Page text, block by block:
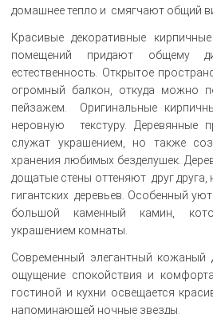
домашнее тепло и смягчают общий
Красивые декоративные
помещений придают общему
естественность. Открытое
огромный балкон, откуда можно
пейзажем. Оригинальные
неровную текстуру. Деревянные
служат украшением, но также
хранения любимых безделушек.
дощатые стены оттеняют друг
гигантских деревьев. Особенный
большой каменный камин,
украшением комнаты.
Современный элегантный кожаный
ощущение спокойствия и
гостиной и кухни освещается
напоминающей ночные звезды.